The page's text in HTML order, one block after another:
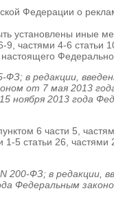
Федерации о
установлены иные
частями 4-6 статьи
в редакции,
от 7 мая 2013
ноября 2013 года
6 части 5,
5 статьи 26,
ФЗ; в редакции,
Федеральным